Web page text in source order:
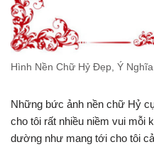
Hình Nền Chữ Hỷ Đẹp, Ý
Những bức ảnh nền chữ Hỷ
cho tôi rất nhiều niềm vui mỗi
dường như mang tới cho tôi